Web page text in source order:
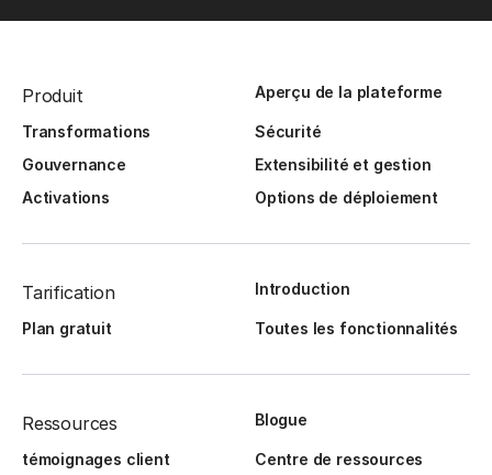
Produit Aperçu de la plateforme
Transformations
Sécurité
Gouvernance
Extensibilité et gestion
Activations
Options de déploiement
Tarification Introduction
Plan gratuit Toutes les fonctionnalités
Ressources Blogue
témoignages client
Centre de ressources